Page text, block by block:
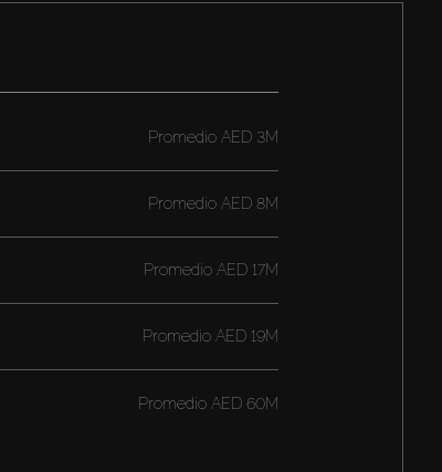
PromedioAED 3M
PromedioAED 8M
PromedioAED 17M
PromedioAED 19M
PromedioAED 60M